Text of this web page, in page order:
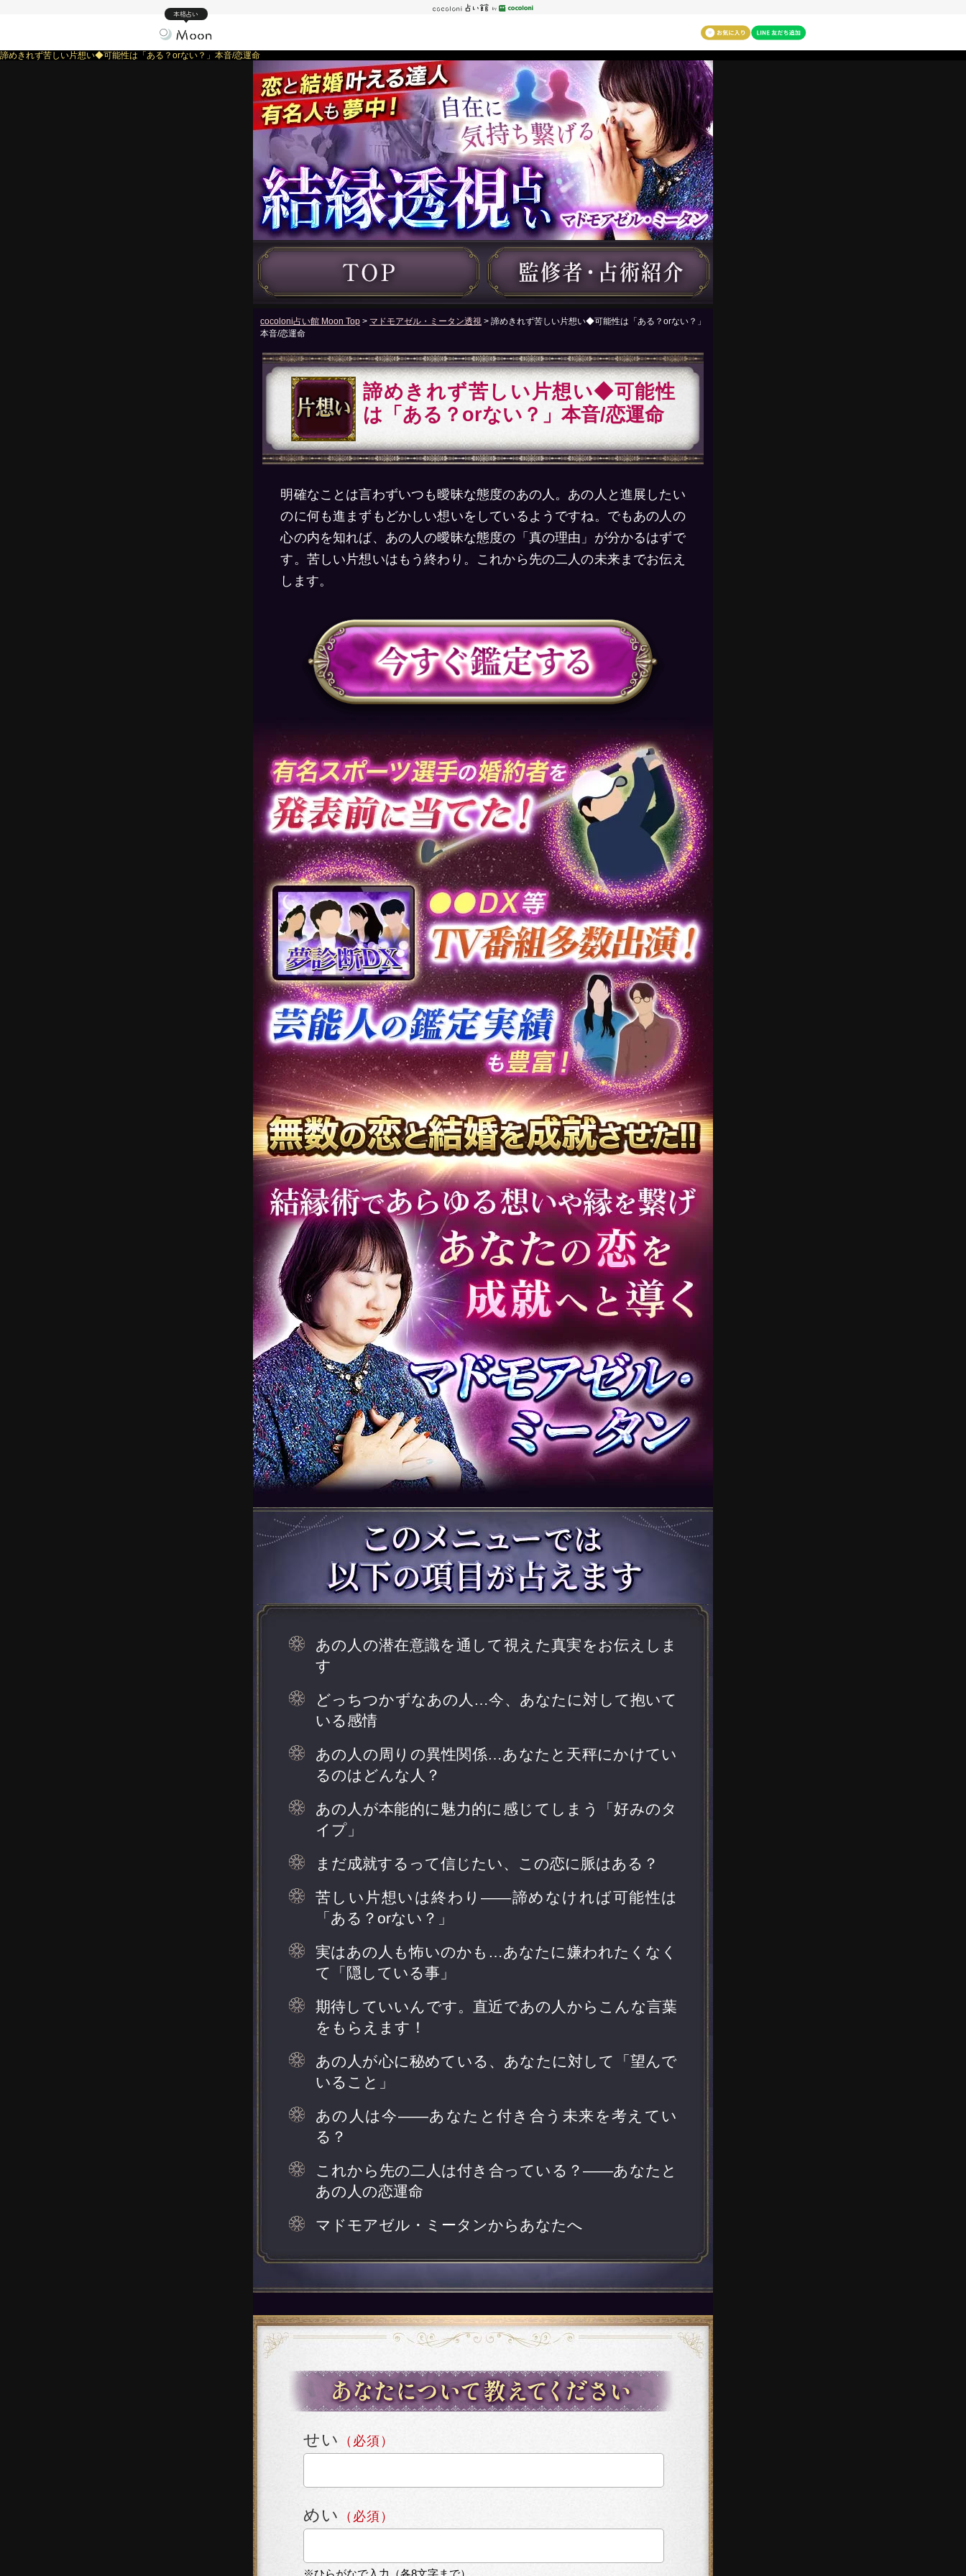
本格占い
諦めきれず苦しい片想い◆可能性は「ある？orない？」本音/恋運命
cocoloni占い館 Moon Top > マドモアゼル・ミータン透視 > 諦めきれず苦しい片想い◆可能性は「ある？orない？」
本音/恋運命
諦めきれず苦しい片想い◆可能性
は「ある？orない？」本音/恋運命
明確なことは言わずいつも曖昧な態度のあの人。あの人と進展したい
のに何も進まずもどかしい想いをしているようですね。でもあの人の
心の内を知れば、あの人の曖昧な態度の「真の理由」が分かるはずで
す。苦しい片想いはもう終わり。これから先の二人の未来までお伝え
します。
あの人の潜在意識を通して視えた真実をお伝えしま
す
どっちつかずなあの人…今、あなたに対して抱いて
いる感情
あの人の周りの異性関係…あなたと天秤にかけてい
るのはどんな人？
あの人が本能的に魅力的に感じてしまう「好みのタ
イプ」
まだ成就するって信じたい、この恋に脈はある？
苦しい片想いは終わり――諦めなければ可能性は
「ある？orない？」
実はあの人も怖いのかも…あなたに嫌われたくなく
て「隠している事」
期待していいんです。直近であの人からこんな言葉
をもらえます！
あの人が心に秘めている、あなたに対して「望んで
いること」
あの人は今――あなたと付き合う未来を考えてい
る？
これから先の二人は付き合っている？――あなたと
あの人の恋運命
マドモアゼル・ミータンからあなたへ
せい （必須）
めい （必須）
※ひらがなで入力（各8文字まで）